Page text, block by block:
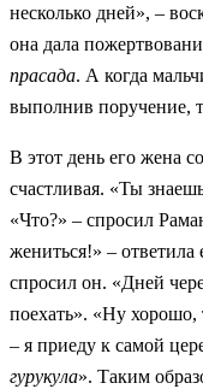
несколько дней», –
она дала
прасада. А когда
выполнив поручение,
В этот день его жена
счастливая. «Ты
«Что?» – спросил
жениться!» –
спросил он. «Дней
поехать». «Ну хорошо,
– я приеду к самой
гурукула». Таким